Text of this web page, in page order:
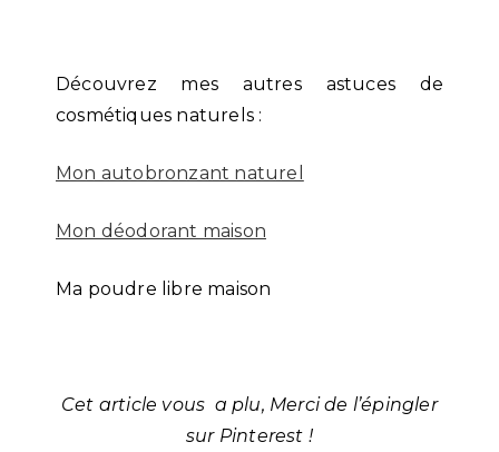
Découvrez mes autres astuces de
cosmétiques naturels :
Mon autobronzant naturel
Mon déodorant maison
Ma poudre libre maison
Cet article vous a plu, Merci de l’épingler
sur Pinterest !